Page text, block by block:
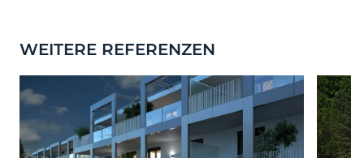
WEITERE REFERENZEN